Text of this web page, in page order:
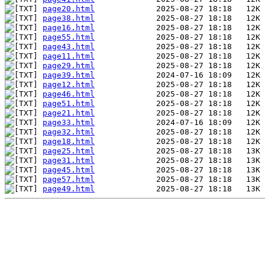
page20.html
page38.html
page16.html
page55.html
page43.html
page11.html
page29.html
page39.html
page12.html
page46.html
page51.html
page21.html
page33.html
page32.html
page18.html
page25.html
page31.html
page45.html
page57.html
page49.html